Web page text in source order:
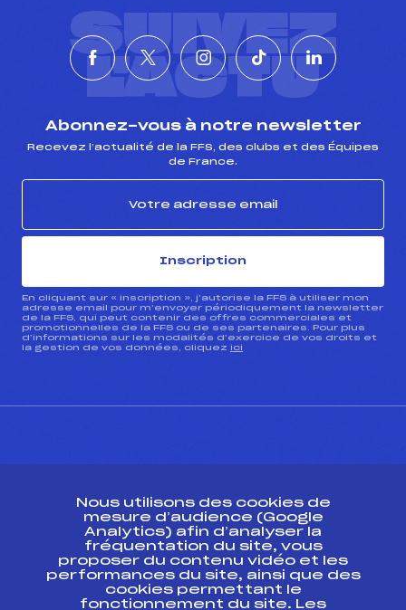
SUIVEZ
L'ACTU
Abonnez-vous à notre newsletter
Recevez l’actualité de la FFS, des clubs et des Équipes
de France.
Inscription
En cliquant sur « inscription », j’autorise la FFS à utiliser mon
adresse email pour m’envoyer périodiquement la newsletter
de la FFS, qui peut contenir des offres commerciales et
promotionnelles de la FFS ou de ses partenaires. Pour plus
d’informations sur les modalités d’exercice de vos droits et
la gestion de vos données, cliquez ici
Ressources
Pass’Neige
Projet sportif fédéral
Nous utilisons des cookies de
mesure d’audience (Google
Analytics) afin d’analyser la
fréquentation du site, vous
proposer du contenu vidéo et les
performances du site, ainsi que des
cookies permettant le
fonctionnement du site. Les